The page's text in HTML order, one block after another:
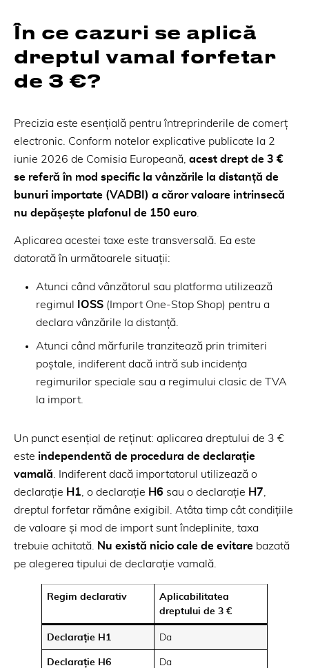
În ce cazuri se aplică
dreptul vamal forfetar
de 3 €?
Precizia este esențială pentru întreprinderile de comerț
electronic. Conform notelor explicative publicate la 2
iunie 2026 de Comisia Europeană, acest drept de 3 €
se referă în mod specific la vânzările la distanță de
bunuri importate (VADBI) a căror valoare intrinsecă
nu depășește plafonul de 150 euro
Aplicarea acestei taxe este transversală. Ea este
datorată în următoarele situații:
Atunci când vânzătorul sau platforma utilizează
regimul
IOSS (Import One-Stop Shop) pentru a
declara vânzările la distanță.
Atunci când mărfurile tranzitează prin trimiteri
poștale, indiferent dacă intră sub incidența
regimurilor speciale sau a regimului clasic de TVA
la import.
Un punct esențial de reținut: aplicarea dreptului de 3 €
este independentă de procedura de declarație
vamală . Indiferent dacă importatorul utilizează o
declarație H1 , o declarație H6 sau o declarație H7
dreptul forfetar rămâne exigibil. Atâta timp cât condițiile
de valoare și mod de import sunt îndeplinite, taxa
trebuie achitată.
Nu există nicio cale de evitare bazată
pe alegerea tipului de declarație vamală.
Regim declarativ
Aplicabilitatea
dreptului de 3 €
Declarație H1 Da
Declarație H6 Da